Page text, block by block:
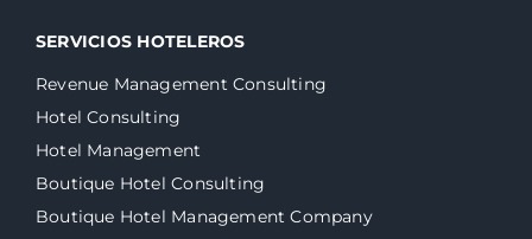
SERVICIOS HOTELEROS
Revenue Management Consulting
Hotel Consulting
Hotel Management
Boutique Hotel Consulting
Boutique Hotel Management Company